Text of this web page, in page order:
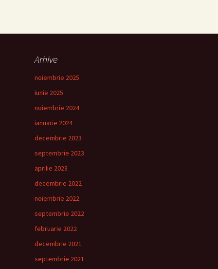
Arhive
noiembrie 2025
iunie 2025
noiembrie 2024
ianuarie 2024
decembrie 2023
septembrie 2023
aprilie 2023
decembrie 2022
noiembrie 2022
septembrie 2022
februarie 2022
decembrie 2021
septembrie 2021